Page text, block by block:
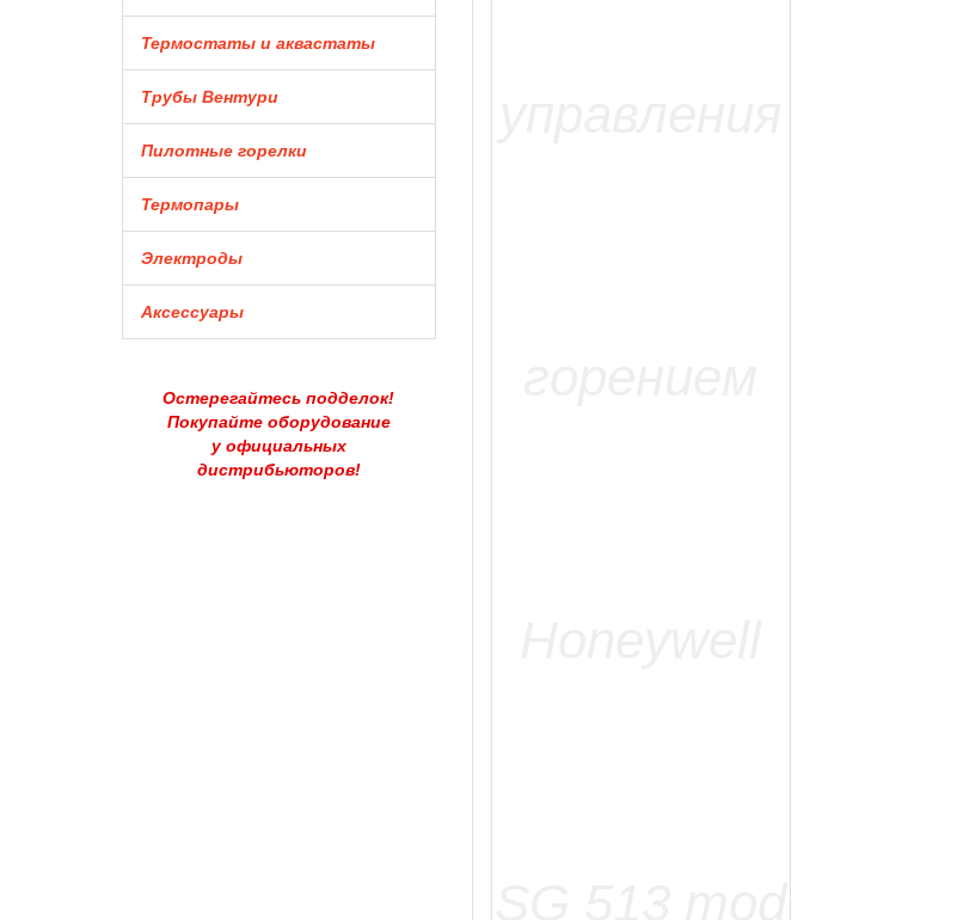
Термостаты и аквастаты
Трубы Вентури
Пилотные горелки
Термопары
Электроды
Аксессуары
Остерегайтесь подделок!
Покупайте оборудование
у официальных
дистрибьюторов!